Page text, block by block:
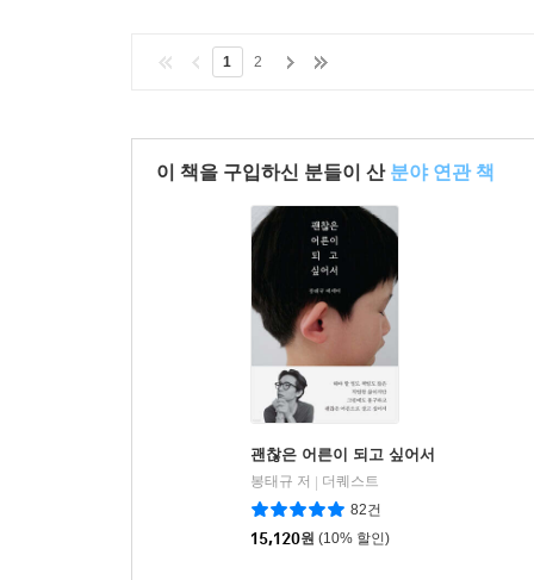
1 2
이 책을 구입하신 분들이 산 분야 연관 책
괜찮은 어른이 되고 싶어서
봉태규 저
더퀘스트
82건
15,120원 (10% 할인)